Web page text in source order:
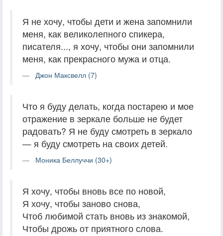
Я не хочу, чтобы дети и жена запомнили
меня, как великолепного спикера,
писателя..., я хочу, чтобы они запомнили
меня, как прекрасного мужа и отца.
Джон Максвелл (7)
Что я буду делать, когда постарею и мое
отражение в зеркале больше не будет
радовать? Я не буду смотреть в зеркало
— я буду смотреть на своих детей.
Моника Беллуччи (30+)
Я хочу, чтобы вновь все по новой,
Я хочу, чтобы заново снова,
Чтоб любимой стать вновь из знакомой,
Чтобы дрожь от приятного слова.